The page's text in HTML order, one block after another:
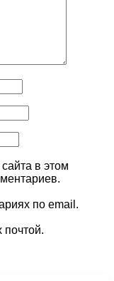
в этом
по email.
почтой.